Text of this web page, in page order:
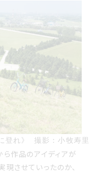
れ》 撮影：小牧寿里
ら作品のアイディアが
させていったのか、